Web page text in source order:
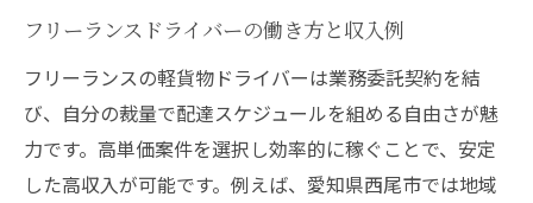
フリーランスドライバーの働き方と収入例
フリーランスの軽貨物ドライバーは業務委託契約を結
び、自分の裁量で配達スケジュールを組める自由さが魅
力です。高単価案件を選択し効率的に稼ぐことで、安定
した高収入が可能です。例えば、愛知県西尾市では地域